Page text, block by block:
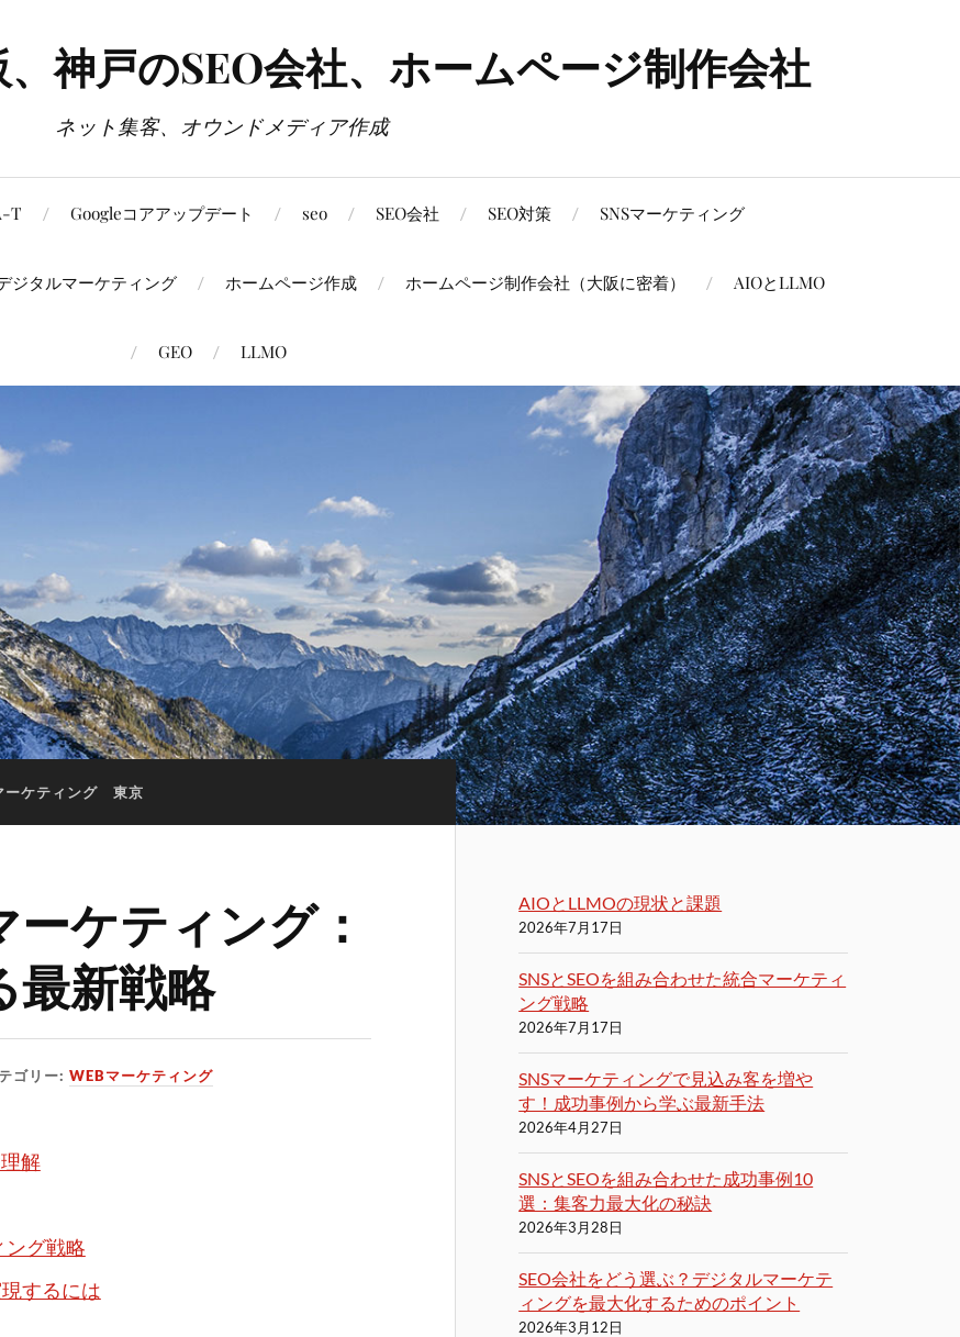
神戸のSEO会社、ホームページ制作会社
ネット集客、オウンドメディア作成
T Googleコアアップデート seo SEO会社 SEO対策 SNSマーケティング
ジタルマーケティング ホームページ作成 ホームページ制作会社（大阪に密着） AIOとLLMO
GEO LLMO
ーケティング 東京
ケティング：
最新戦略
ゴリー:WEBマーケティング
解
グ戦略
するには
AIOとLLMOの現状と課題
2026年7月17日
SNSとSEOを組み合わせた統合マーケティ
ング戦略
2026年7月17日
SNSマーケティングで見込み客を増や
す！成功事例から学ぶ最新手法
2026年4月27日
SNSとSEOを組み合わせた成功事例10
選：集客力最大化の秘訣
2026年3月28日
SEO会社をどう選ぶ？デジタルマーケテ
ィングを最大化するためのポイント
2026年3月12日